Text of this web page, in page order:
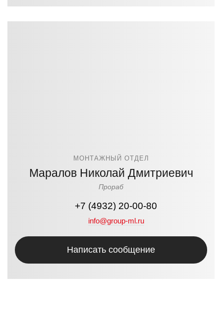
МОНТАЖНЫЙ ОТДЕЛ
Маралов Николай Дмитриевич
Прораб
+7 (4932) 20-00-80
info@group-ml.ru
Написать сообщение